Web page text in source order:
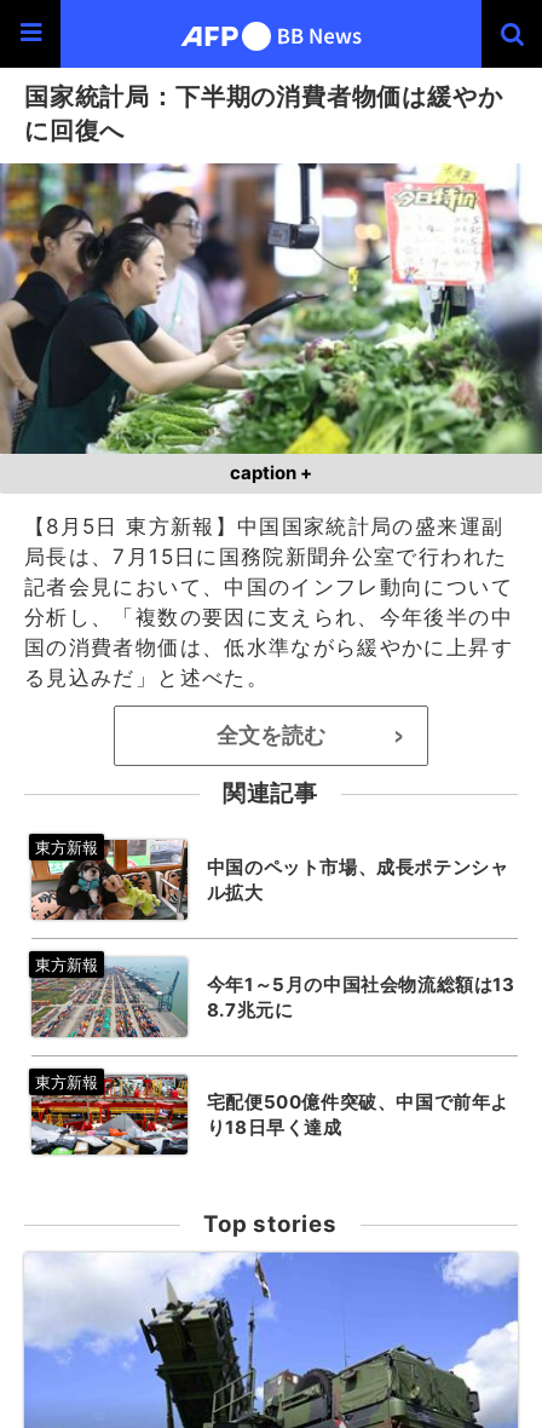
国家統計局：下半期の消費者物価は緩やか
に回復へ
caption +
【8月5日 東方新報】中国国家統計局の盛来運副
局長は、7月15日に国務院新聞弁公室で行われた
記者会見において、中国のインフレ動向について
分析し、「複数の要因に支えられ、今年後半の中
国の消費者物価は、低水準ながら緩やかに上昇す
る見込みだ」と述べた。
全文を読む >
関連記事
中国のペット市場、成長ポテンシャ
ル拡大
今年1～5月の中国社会物流総額は13
8.7兆元に
宅配便500億件突破、中国で前年よ
り18日早く達成
Top stories